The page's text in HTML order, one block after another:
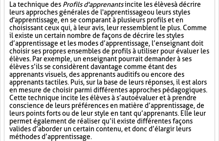
La technique des Profils d'apprenantsincite les élèves à décrire
leurs approches générales de l'apprentissage ou leurs styles
d'apprentissage, en se comparant à plusieurs profils et en
choisissant ceux qui, à leur avis, leur ressemblent le plus. Comme
il existe un certain nombre de façons de décrire les styles
d’apprentissage et les modes d’apprentissage, l’enseignant doit
choisir ses propres ensembles de profils à utiliser pour évaluer les
élèves. Par exemple, un enseignant pourrait demander à ses
élèves s’ils se considèrent davantage comme étant des
apprenants visuels, des apprenants auditifs ou encore des
apprenants tactiles. Puis, sur la base de leurs réponses, il est alors
en mesure de choisir parmi différentes approches pédagogiques.
Cette technique incite les élèves à s’autoévaluer et à prendre
conscience de leurs préférences en matière d’apprentissage, de
leurs points forts ou de leur style en tant qu’apprenants. Elle leur
permet également de réaliser qu’il existe différentes façons
valides d’aborder un certain contenu, et donc d’élargir leurs
méthodes d’apprentissage.